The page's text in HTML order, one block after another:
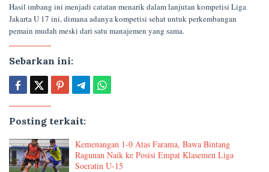
Hasil imbang ini menjadi catatan menarik dalam lanjutan kompetisi Liga
Jakarta U 17 ini, dimana adanya kompetisi sehat untuk perkembangan
pemain mudah meski dari satu manajemen yang sama.
Sebarkan ini:
Posting terkait:
Kemenangan 1-0 Atas Farama, Bawa Bintang
Ragunan Naik ke Posisi Empat Klasemen Liga
Soeratin U-15